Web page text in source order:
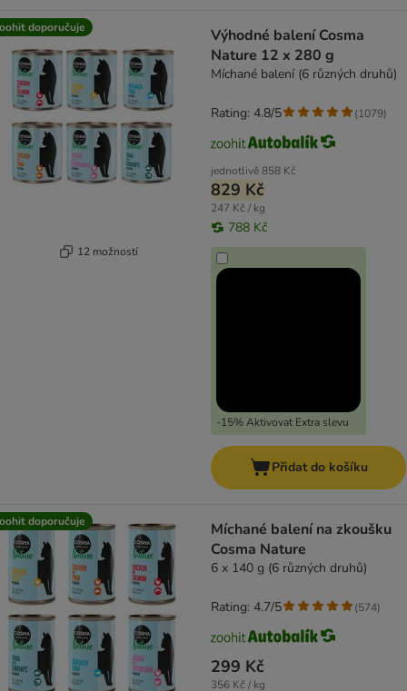
doporučuje
12 možností
Výhodné balení Cosma
Nature 12 x 280 g
Míchané balení (6 různých druhů)
jednotlivě858 Kč
829 Kč
247 Kč / kg
788 Kč
-15% Aktivovat Extra slevu
Rating: 4.8/5 (1079)
Přidat do košíku
doporučuje
Míchané balení na zkoušku
Cosma Nature
6 x 140 g (6 různých druhů)
299 Kč
356 Kč / kg
Rating: 4.7/5 (574)